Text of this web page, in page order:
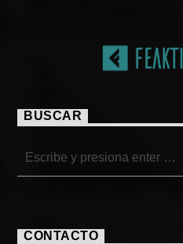
BUSCAR
CONTACTO